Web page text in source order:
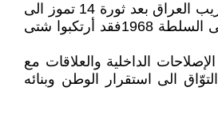
لقد جربهم الشعب مرات عدة ..حينما شاركوا بجبهة الاتحاد الوطني فلم يخفوا عدائهم الحقير ضد الأكراد، وحينما شنوا شتى انواع المحاولات في تخريب العراق بعد ثورة 14 تموز الى
ان نجحوا بمساعدة الغرب وتأمر الشرق في انقلابهم الدموي عام 1963، ولم يتمكنوا أيضاً من أخفاء نزعتهم الدموية رغم إدعائهم ببياض عودتهم الى السلطة 1968فقد أرتكبوا شتى
الداخلية والعلاقات مع
الى استقرار الوطن وبنائه